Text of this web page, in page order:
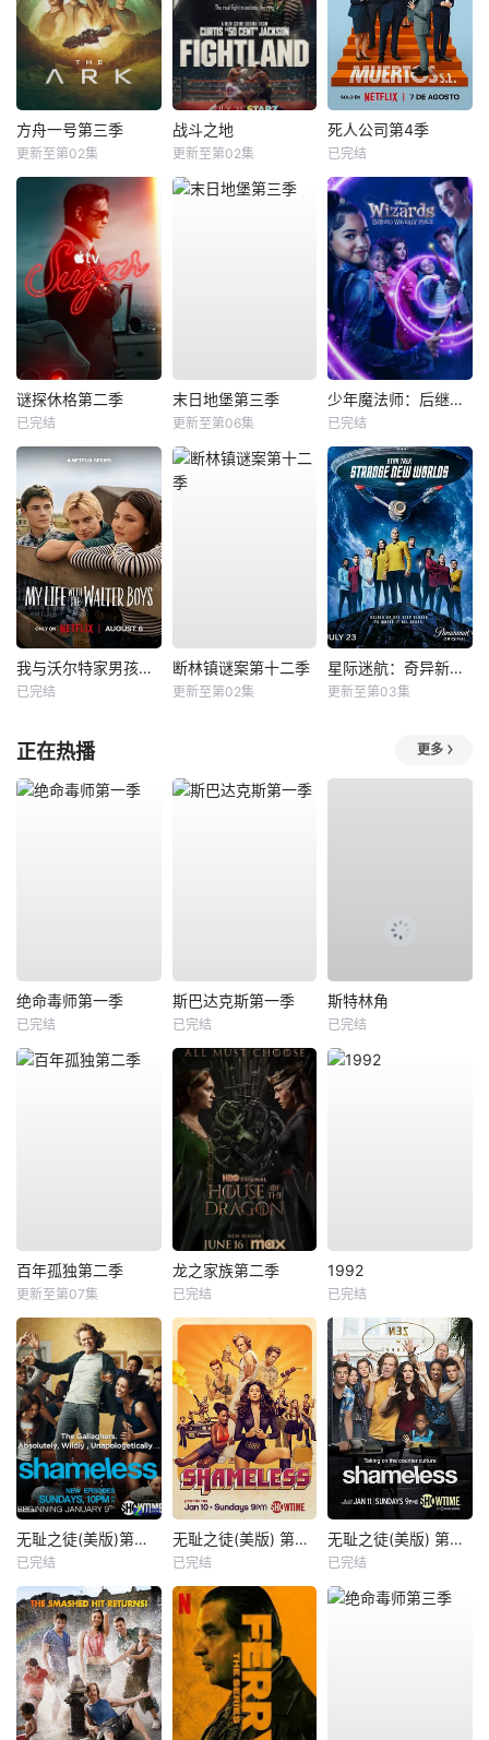
方舟一号第三季
更新至第02集
战斗之地
更新至第02集
死人公司第4季
已完结
谜探休格第二季
已完结
末日地堡第三季
更新至第06集
少年魔法师：后继者第三季
已完结
我与沃尔特家男孩的生活第三季
已完结
断林镇谜案第十二季
更新至第02集
星际迷航：奇异新世界第四季
更新至第03集
正在热播 更多
绝命毒师第一季
已完结
斯巴达克斯第一季
已完结
斯特林角
已完结
百年孤独第二季
更新至第07集
龙之家族第二季
已完结
1992
已完结
无耻之徒(美版)第一季
已完结
无耻之徒(美版) 第六季
已完结
无耻之徒(美版) 第五季
已完结